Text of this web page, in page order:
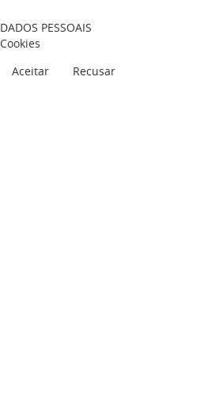
DADOS PESSOAIS
Cookies
Aceitar
Recusar